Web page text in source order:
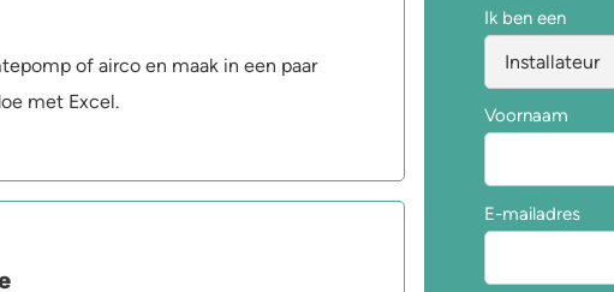
of airco en maak in een paar
met Excel.
Ik ben een
Voornaam
E-mailadres